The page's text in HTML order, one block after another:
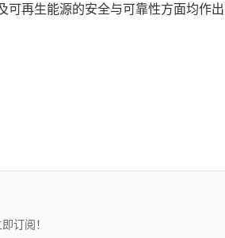
再生能源的安全与可靠性方面均作
订阅！